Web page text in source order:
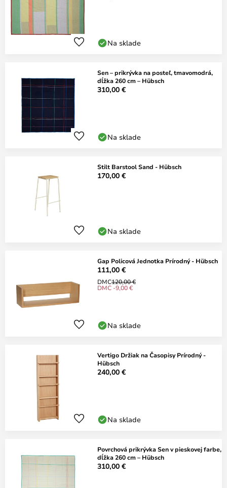
Na sklade
Sen – prikrývka na posteľ, tmavomodrá,
dĺžka 260 cm – Hübsch
310,00 €
Na sklade
Stilt Barstool Sand - Hübsch
170,00 €
Na sklade
Gap Policová Jednotka Prírodný - Hübsch
111,00 €
DMC120,00 €
DMC -9,00 €
Na sklade
Vertigo Držiak na Časopisy Prírodný -
Hübsch
240,00 €
Na sklade
Povrchová prikrývka Sen v pieskovej farbe,
dĺžka 260 cm – Hübsch
310,00 €